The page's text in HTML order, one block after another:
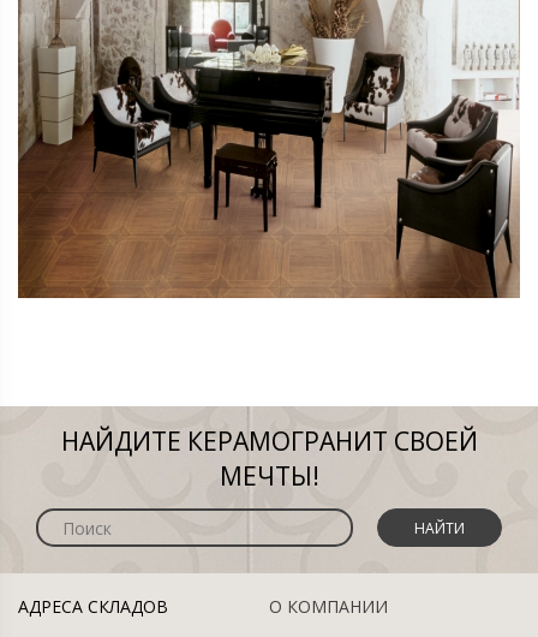
НАЙДИТЕ КЕРАМОГРАНИТ СВОЕЙ
МЕЧТЫ!
НАЙТИ
АДРЕСА СКЛАДОВ О КОМПАНИИ